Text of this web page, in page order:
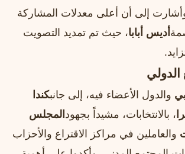
وأشارت إلى أن أعلى معدلات المشاركة
أديس أبابا، حيث تم تمديد التصويت
الدولي
والدول الأعضاء فيه، إلى جانبكندا
، بالانتخابات، مشيداً بجهودالمجلس
والعاملين في مراكز الاقتراع والأحزاب